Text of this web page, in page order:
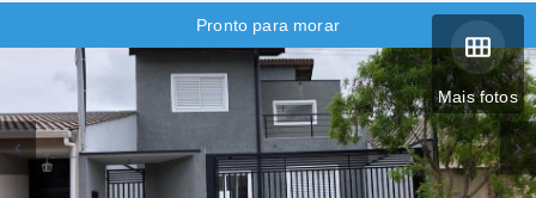
Mais fotos
Pronto para morar